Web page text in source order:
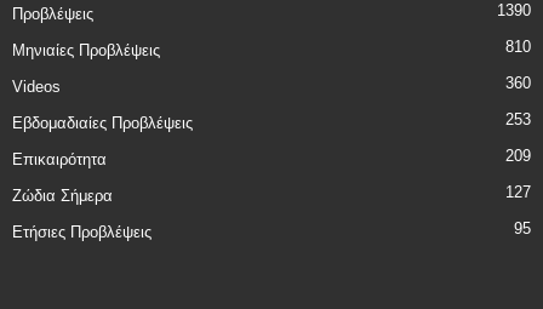
Προβλέψεις 1390
Μηνιαίες Προβλέψεις 810
Videos 360
Εβδομαδιαίες Προβλέψεις 253
Επικαιρότητα 209
Ζώδια Σήμερα 127
Ετήσιες Προβλέψεις 95